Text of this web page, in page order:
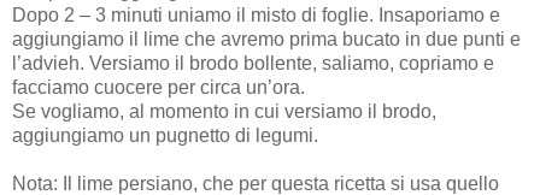
Dopo 2 – 3 minuti uniamo il misto di foglie. Insaporiamo e
aggiungiamo il lime che avremo prima bucato in due punti e
l’advieh. Versiamo il brodo bollente, saliamo, copriamo e
facciamo cuocere per circa un’ora.
Se vogliamo, al momento in cui versiamo il brodo,
aggiungiamo un pugnetto di legumi.
Nota: Il lime persiano, che per questa ricetta si usa quello